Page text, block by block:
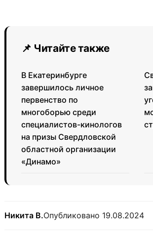
📌 Читайте также
В Екатеринбурге
завершилось личное
первенство по
многоборью среди
специалистов-кинологов
на призы Свердловской
областной организации
«Динамо»
Никита В.Опубликовано 19.08.2024